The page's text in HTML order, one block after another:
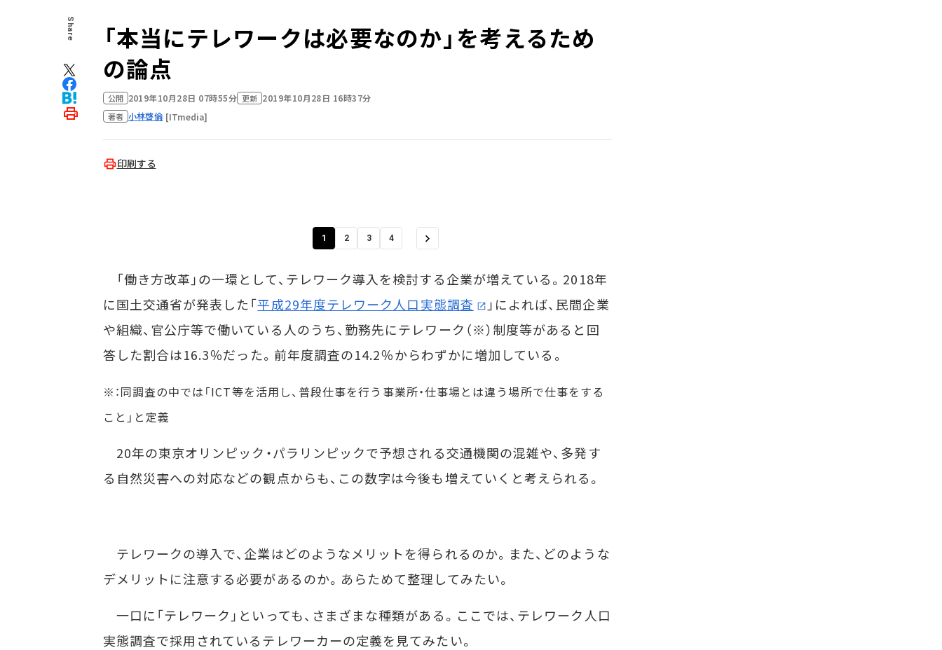
Share
「本当にテレワークは必要なのか」を考えるため
の論点
公開 2019年10月28日 07時55分 更新 2019年10月28日 16時37分
著者 小林啓倫 [ITmedia]
印刷する
1 2 3 4
「働き方改革」の一環として、テレワーク導入を検討する企業が増えている。2018年
に国土交通省が発表した「平成29年度テレワーク人口実態調査
」によれば、民間企業
や組織、官公庁等で働いている人のうち、勤務先にテレワーク（※）制度等があると回
答した割合は16.3％だった。前年度調査の14.2％からわずかに増加している。
※：同調査の中では「ICT等を活用し、普段仕事を行う事業所・仕事場とは違う場所で仕事をする
こと」と定義
20年の東京オリンピック・パラリンピックで予想される交通機関の混雑や、多発す
る自然災害への対応などの観点からも、この数字は今後も増えていくと考えられる。
テレワークの導入で、企業はどのようなメリットを得られるのか。また、どのような
デメリットに注意する必要があるのか。あらためて整理してみたい。
一口に「テレワーク」といっても、さまざまな種類がある。ここでは、テレワーク人口
実態調査で採用されているテレワーカーの定義を見てみたい。